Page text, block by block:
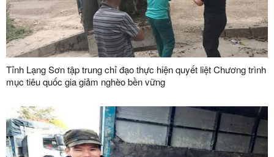
Tỉnh Lạng Sơn tập trung chỉ đạo thực hiện quyết liệt Chương trình
mục tiêu quốc gia giảm nghèo bền vững